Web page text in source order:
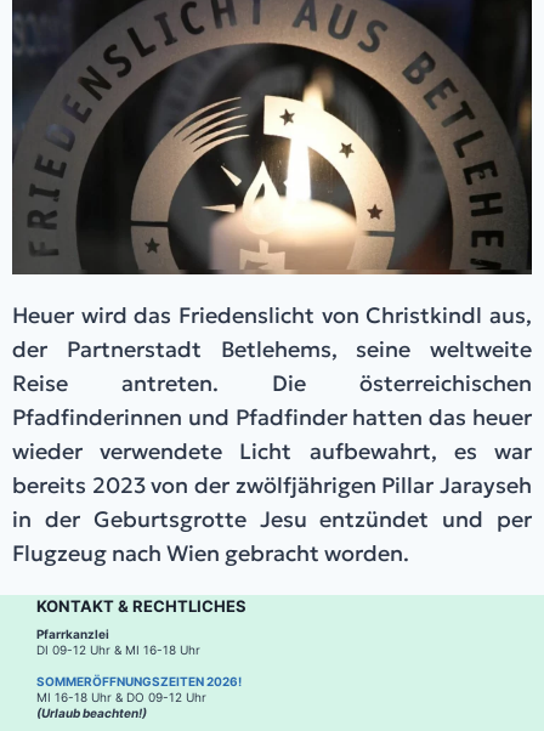
Heuer wird das Friedenslicht von Christkindl aus,
der Partnerstadt Betlehems, seine weltweite
Reise antreten. Die österreichischen
Pfadfinderinnen und Pfadfinder hatten das heuer
wieder verwendete Licht aufbewahrt, es war
bereits 2023 von der zwölfjährigen Pillar Jarayseh
in der Geburtsgrotte Jesu entzündet und per
Flugzeug nach Wien gebracht worden.
KONTAKT & RECHTLICHES
Pfarrkanzlei
DI 09-12 Uhr & MI 16-18 Uhr
SOMMERÖFFNUNGSZEITEN 2026!
MI 16-18 Uhr & DO 09-12 Uhr
(Urlaub beachten!)